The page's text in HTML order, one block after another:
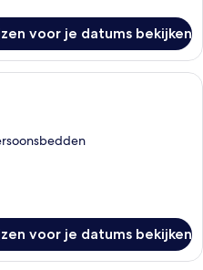
voor je datums bekijken
Luxe beddengoed, donzen
voor je datums bekijken